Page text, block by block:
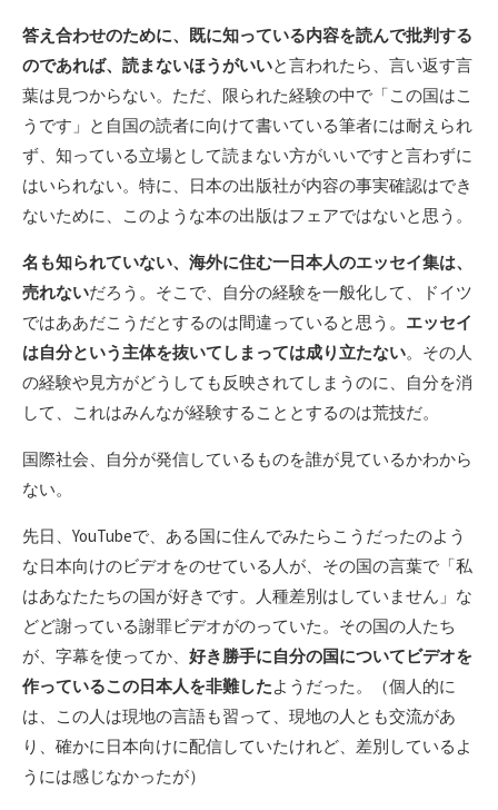
答え合わせのために、既に知っている内容を読んで批判する
のであれば、読まないほうがいいと言われたら、言い返す言
葉は見つからない。ただ、限られた経験の中で「この国はこ
うです」と自国の読者に向けて書いている筆者には耐えられ
ず、知っている立場として読まない方がいいですと言わずに
はいられない。特に、日本の出版社が内容の事実確認はでき
ないために、このような本の出版はフェアではないと思う。
名も知られていない、海外に住む一日本人のエッセイ集は、
売れないだろう。そこで、自分の経験を一般化して、ドイツ
ではああだこうだとするのは間違っていると思う。 エッセイ
は自分という主体を抜いてしまっては成り立たない。その人
の経験や見方がどうしても反映されてしまうのに、自分を消
して、これはみんなが経験することとするのは荒技だ。
国際社会、自分が発信しているものを誰が見ているかわから
ない。
先日、YouTubeで、ある国に住んでみたらこうだったのよう
な日本向けのビデオをのせている人が、その国の言葉で「私
はあなたたちの国が好きです。人種差別はしていません」な
どど謝っている謝罪ビデオがのっていた。その国の人たち
が、字幕を使ってか、 好き勝手に自分の国についてビデオを
作っているこの日本人を非難したようだった。（個人的に
は、この人は現地の言語も習って、現地の人とも交流があ
り、確かに日本向けに配信していたけれど、差別しているよ
うには感じなかったが）